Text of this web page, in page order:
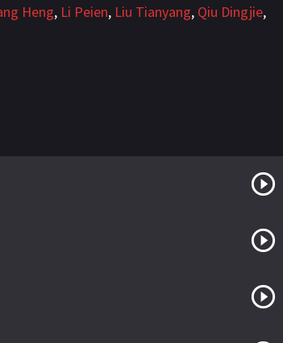
Heng, Li Peien, Liu Tianyang, Qiu Dingjie,